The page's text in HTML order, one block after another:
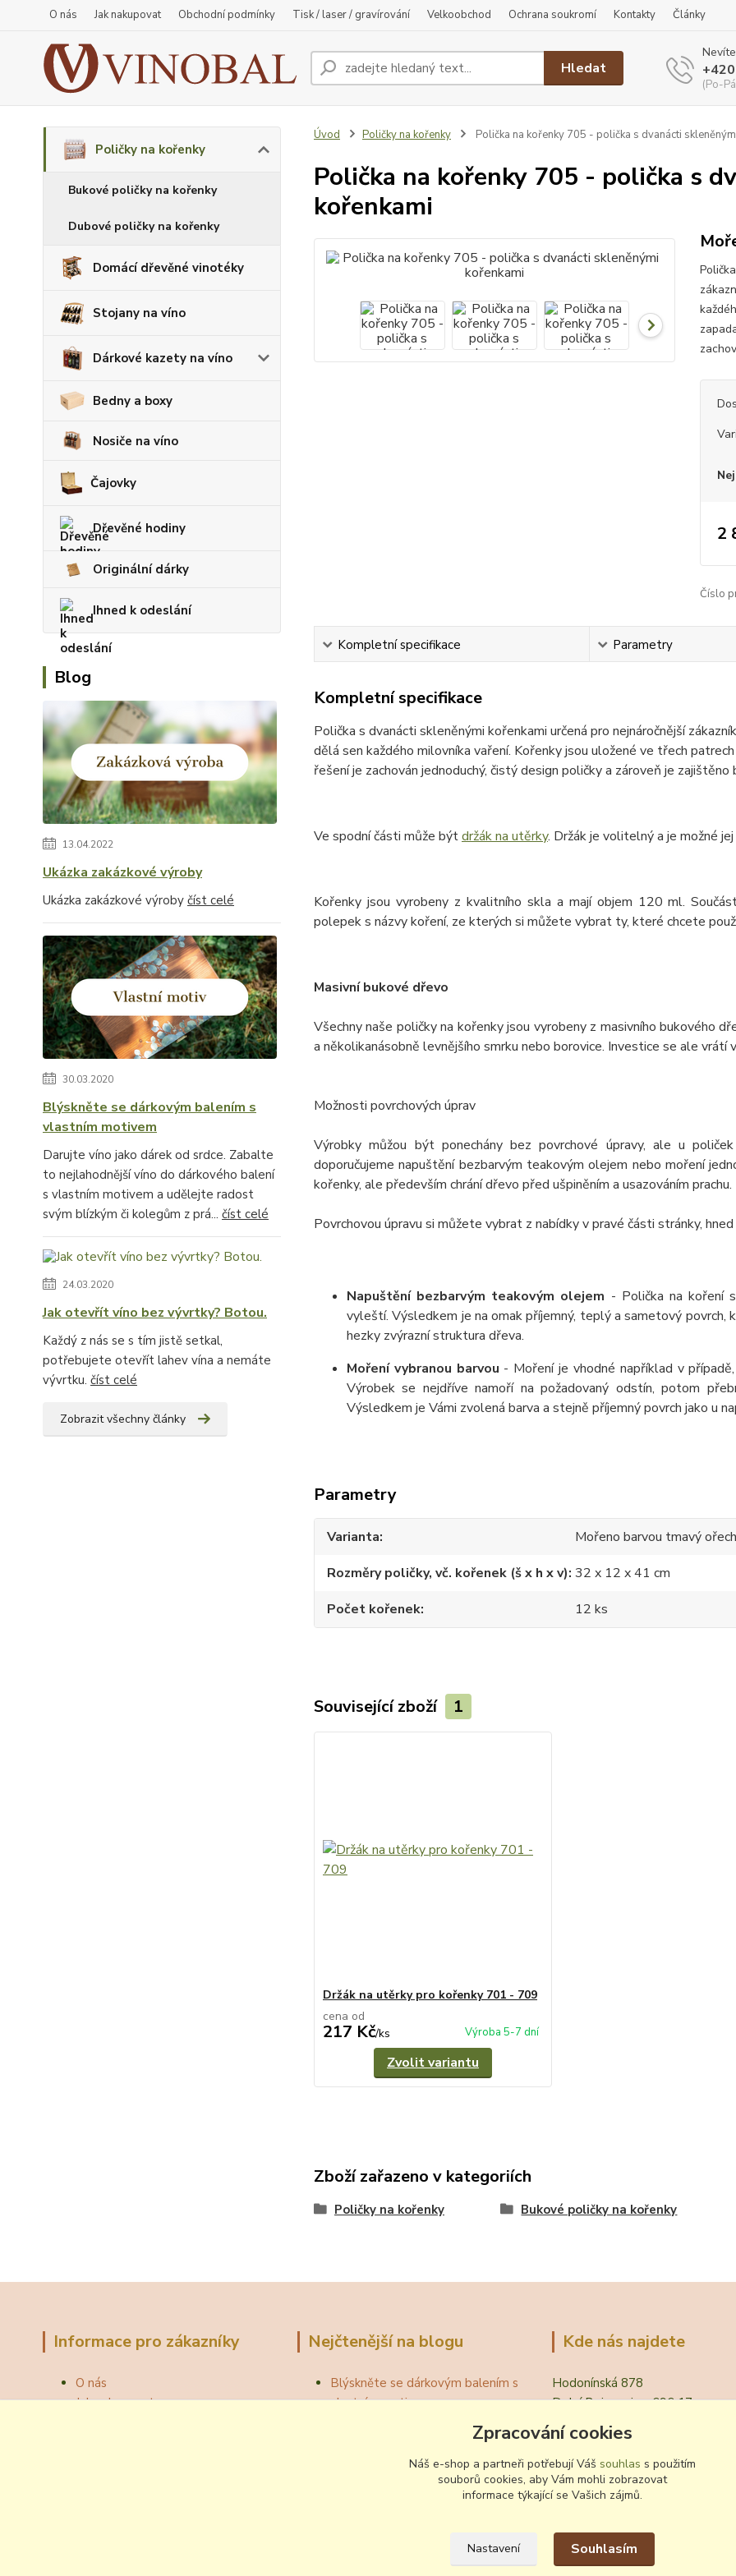
O nás Jak nakupovat Obchodní podmínky Tisk / laser / gravírování Velkoobchod Ochrana soukromí Kontakty Články
Hledat
(Po-
Poličky na kořenky
Bukové poličky na kořenky
Dubové poličky na kořenky
Domácí dřevěné vinotéky
Stojany na víno
Dárkové kazety na víno
Bedny a boxy
Nosiče na víno
Čajovky
Dřevěné hodiny
Originální dárky
Ihned k odeslání
Blog
13.04.2022
Ukázka zakázkové výroby
Ukázka zakázkové výroby číst celé
30.03.2020
Blýskněte se dárkovým balením s
vlastním motivem
Darujte víno jako dárek od srdce. Zabalte
to nejlahodnější víno do dárkového balení
s vlastním motivem a udělejte radost
svým blízkým či kolegům z prá... číst celé
24.03.2020
Jak otevřít víno bez vývrtky? Botou.
Každý z nás se s tím jistě setkal,
potřebujete otevřít lahev vína a nemáte
vývrtku. číst celé
Zobrazit všechny články
Úvod Poličky na kořenky Polička na kořenky 705 - polička s dvanácti
Polička na kořenky 705 - polička s
kořenkami
2
Číslo
Kompletní specifikace Parametry
Kompletní specifikace
Polička s dvanácti skleněnými kořenkami určená pro nejnáročnější
dělá sen každého milovníka vaření. Kořenky jsou uložené ve třech
řešení je zachován jednoduchý, čistý design poličky a zároveň je
Ve spodní části může býtdržák na utěrky. Držák je volitelný a je možné
Kořenky jsou vyrobeny z kvalitního skla a mají objem 120 ml.
polepek s názvy koření, ze kterých si můžete vybrat ty, které chcete
Masivní bukové dřevo
Všechny naše poličky na kořenky jsou vyrobeny z masivního bukového
a několikanásobně levnějšího smrku nebo borovice. Investice se ale
Možnosti povrchových úprav
Výrobky můžou být ponechány bez povrchové úpravy, ale u
doporučujeme napuštění bezbarvým teakovým olejem nebo moření
kořenky, ale především chrání dřevo před ušpiněním a usazováním prachu.
Povrchovou úpravu si můžete vybrat z nabídky v pravé části stránky,
Napuštění bezbarvým teakovým olejem - Polička na koření
vyleští. Výsledkem je na omak příjemný, teplý a sametový
hezky zvýrazní struktura dřeva.
Moření vybranou barvou - Moření je vhodné například v
Výrobek se nejdříve namoří na požadovaný odstín, potom
Výsledkem je Vámi zvolená barva a stejně příjemný povrch jako u
Parametry
Varianta
Mořeno barvou tmavý
Rozměry poličky, vč. kořenek (š x h x v) 32 x 12 x 41 cm
Počet kořenek
12 ks
Související zboží 1
Držák na utěrky pro kořenky 701 - 709
cena od
217 Kč/ks Výroba 5-7 dní
Zvolit variantu
Zboží zařazeno v kategoriích
Poličky na kořenky Bukové poličky na kořenky
Informace pro zákazníky
O nás
Jak nakupovat
Nejčtenější na blogu
Blýskněte se dárkovým balením s
vlastním motivem
Správná teplota vína pro podávání
Jak otevřít víno bez vývrtky?
Národní zvyklosti pití vína
Odzátkování a nalévání vína
Kde nás najdete
Hodonínská 878
Dolní Bojanovice, 696 17
Zpracování cookies
Náš e-shop a partneři potřebují Váš souhlas s použitím
souborů cookies, aby Vám mohli zobrazovat
informace týkající se Vašich zájmů.
Nastavení Souhlasím